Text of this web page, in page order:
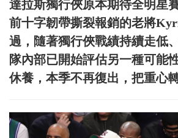
達拉斯獨行俠原本期待全明星
前十字韌帶撕裂報銷的老將
過，隨著獨行俠戰績持續走低
隊內部已開始評估另一種可能
休養，本季不再復出，把重心